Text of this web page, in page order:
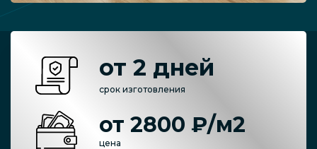
от 2 дней
срок изготовления
от 2800 ₽/м2
цена